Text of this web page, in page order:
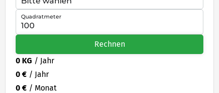
Quadratmeter
Rechnen
0 KG / Jahr
0 € / Jahr
0 € / Monat